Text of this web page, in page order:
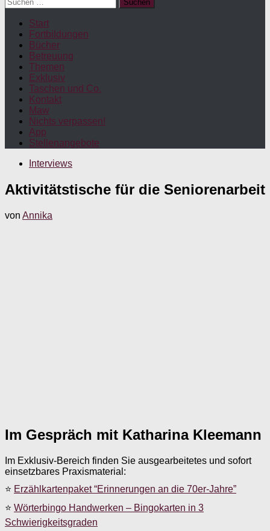
nach:
Start
Fortbildungen
Bücher
Betreuung
Themen
Exklusiv
Taschen und Co.
Kontakt
Maw
Nichts verpassen!
App
Stellenangebote
Interviews
Aktivitätstische für die Seniorenarbeit
von Annika
Im Gespräch mit Katharina Kleemann
Im Exklusiv-Bereich finden Sie ausgearbeitetes und sofort
einsetzbares Praxismaterial:
⭐ Erzählkartenpaket “Erinnerungen an die 70er-Jahre”
⭐ Wörterbingo Handwerken – Bingokarten in 3
Schwierigkeitsgraden